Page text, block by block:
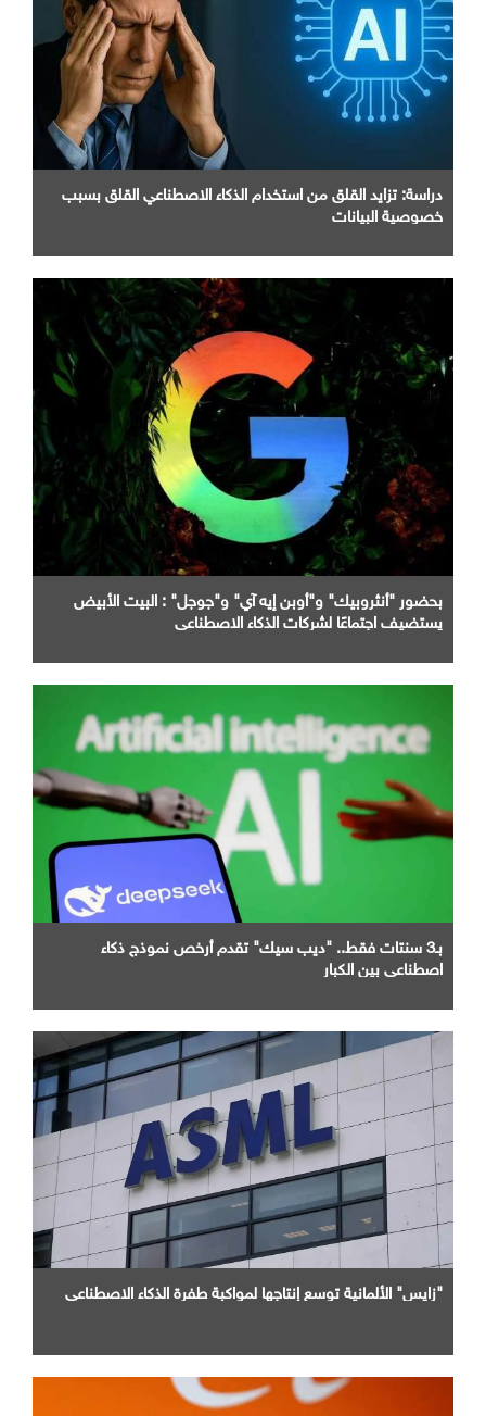
دراسة: تزايد القلق من استخدام الذكاء الاصطناعي القلق بسبب
خصوصية البيانات
بحضور "أنثروبيك" و"أوبن إيه آي" و"جوجل" : البيت الأبيض
يستضيف اجتماعًا لشركات الذكاء الاصطناعي
بـ3 سنتات فقط.. "ديب سيك" تقدم أرخص نموذج ذكاء
اصطناعي بين الكبار
"زايس" الألمانية توسع إنتاجها لمواكبة طفرة الذكاء الاصطناعي